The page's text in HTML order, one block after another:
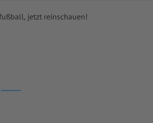
jetzt reinschauen!